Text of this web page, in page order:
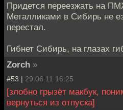
Придется переезжать на
Металликами в Сибирь не
перестал.
Гибнет Сибирь, на глазах
Zorch »
#53 | 29.06.11 16:25
[злобно грызёт макбук,
вернуться из отпуска]